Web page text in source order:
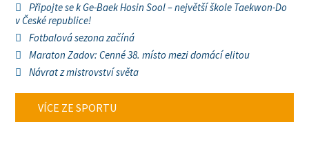
Připojte se k Ge-Baek Hosin Sool – největší škole Taekwon-Do
v České republice!
Fotbalová sezona začíná
Maraton Zadov: Cenné 38. místo mezi domácí elitou
Návrat z mistrovství světa
VÍCE ZE SPORTU